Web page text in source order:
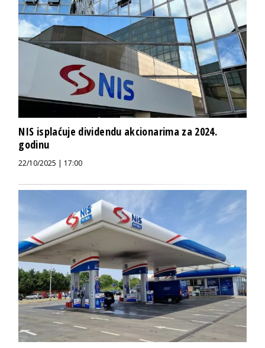
NIS isplaćuje dividendu akcionarima za 2024.
godinu
22/10/2025 | 17:00